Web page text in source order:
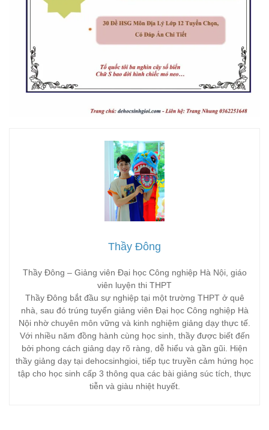
Thầy Đông
Thầy Đông – Giảng viên Đại học Công nghiệp Hà Nội, giáo
viên luyện thi THPT
Thầy Đông bắt đầu sự nghiệp tại một trường THPT ở quê
nhà, sau đó trúng tuyển giảng viên Đại học Công nghiệp Hà
Nội nhờ chuyên môn vững và kinh nghiệm giảng dạy thực tế.
Với nhiều năm đồng hành cùng học sinh, thầy được biết đến
bởi phong cách giảng dạy rõ ràng, dễ hiểu và gần gũi. Hiện
thầy giảng dạy tại dehocsinhgioi, tiếp tục truyền cảm hứng học
tập cho học sinh cấp 3 thông qua các bài giảng súc tích, thực
tiễn và giàu nhiệt huyết.